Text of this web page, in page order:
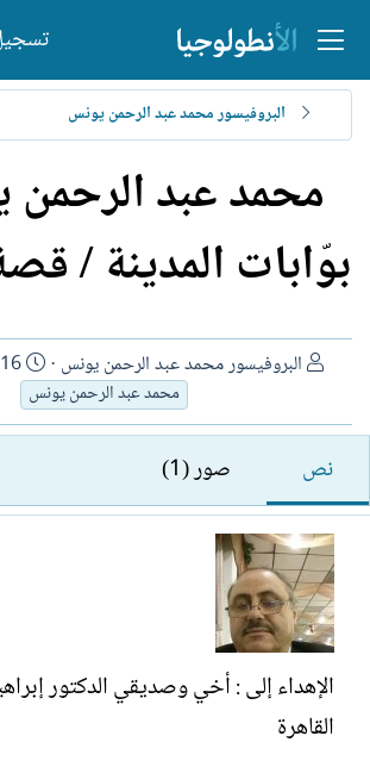
البروفيسور محمد عبد الرحمن يونس
محمد عبد
بوّابات المدينة /
ا
ك
ب
البروفيسور محمد عبد الرحمن يونس
ت
ا
ر
ا
ء
محمد عبد الرحمن يونس
نص صور (1)
الإهداء إلى : أخي وصديقي الدكتور
القاهرة